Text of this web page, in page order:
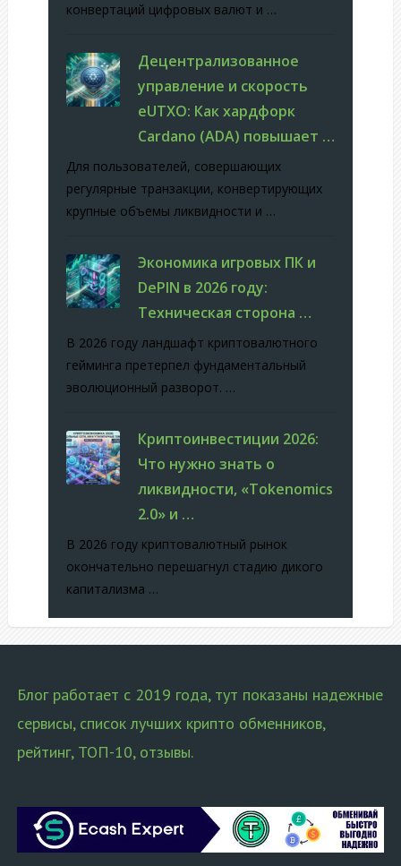
конвертаций цифровых валют и …
Децентрализованное
управление и скорость
eUTXO: Как хардфорк
Cardano (ADA) повышает …
Для пользователей, совершающих
регулярные транзакции, конвертирующих
крупные объемы ликвидности и …
Экономика игровых ПК и
DePIN в 2026 году:
Техническая сторона …
В 2026 году ландшафт криптовалютного
гейминга претерпел фундаментальный
эволюционный разворот. …
Криптоинвестиции 2026:
Что нужно знать о
ликвидности, «Tokenomics
2.0» и …
В 2026 году криптовалютный рынок
окончательно перешагнул стадию дикого
капитализма …
Блог работает с 2019 года, тут показаны надежные
сервисы, список лучших крипто обменников,
рейтинг, ТОП-10, отзывы.